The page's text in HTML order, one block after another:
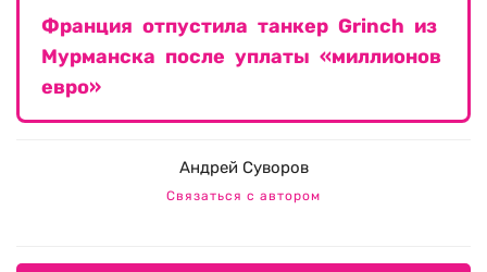
Франция отпустила танкер Grinch из
Мурманска после уплаты «миллионов
евро»
Андрей Суворов
Связаться с автором